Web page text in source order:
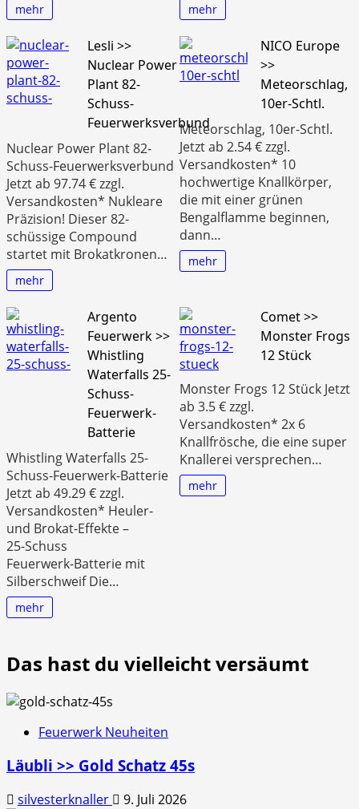
mehr mehr
Lesli >>
Nuclear Power
Plant 82-
Schuss-
Feuerwerksverbund
Nuclear Power Plant 82-
Schuss-Feuerwerksverbund
Jetzt ab 97.74 € zzgl.
Versandkosten* Nukleare
Präzision! Dieser 82-
schüssige Compound
startet mit Brokatkronen…
mehr
NICO Europe
>>
Meteorschlag,
10er-Schtl.
Meteorschlag, 10er-Schtl.
Jetzt ab 2.54 € zzgl.
Versandkosten* 10
hochwertige Knallkörper,
die mit einer grünen
Bengalflamme beginnen,
dann…
mehr
Argento
Feuerwerk >>
Whistling
Waterfalls 25-
Schuss-
Feuerwerk-
Batterie
Whistling Waterfalls 25-
Schuss-Feuerwerk-Batterie
Jetzt ab 49.29 € zzgl.
Versandkosten* Heuler‑
und Brokat‑Effekte –
25‑Schuss
Feuerwerk‑Batterie mit
Silberschweif Die…
mehr
Comet >>
Monster Frogs
12 Stück
Monster Frogs 12 Stück Jetzt
ab 3.5 € zzgl.
Versandkosten* 2x 6
Knallfrösche, die eine super
Knallerei versprechen…
mehr
Das hast du vielleicht versäumt
Feuerwerk Neuheiten
Läubli >> Gold Schatz 45s
silvesterknaller 9. Juli 2026